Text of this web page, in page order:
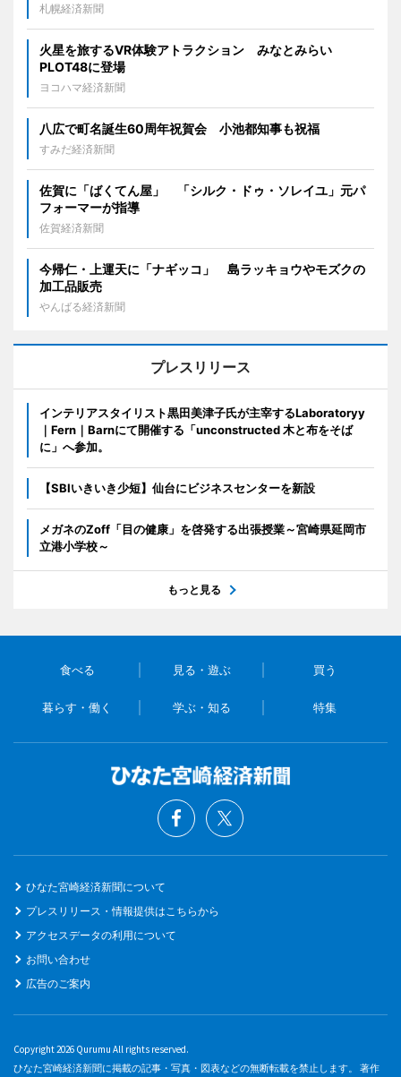
札幌経済新聞
火星を旅するVR体験アトラクション みなとみらい
PLOT48に登場
ヨコハマ経済新聞
八広で町名誕生60周年祝賀会 小池都知事も祝福
すみだ経済新聞
佐賀に「ばくてん屋」 「シルク・ドゥ・ソレイユ」元パ
フォーマーが指導
佐賀経済新聞
今帰仁・上運天に「ナギッコ」 島ラッキョウやモズクの
加工品販売
やんばる経済新聞
プレスリリース
インテリアスタイリスト黒田美津子氏が主宰するLaboratoryy
｜Fern｜Barnにて開催する「unconstructed 木と布をそば
に」へ参加。
【SBIいきいき少短】仙台にビジネスセンターを新設
メガネのZoff「目の健康」を啓発する出張授業～宮崎県延岡市
立港小学校～
もっと見る
食べる 見る・遊ぶ 買う
暮らす・働く 学ぶ・知る 特集
ひなた宮崎経済新聞について
プレスリリース・情報提供はこちらから
アクセスデータの利用について
お問い合わせ
広告のご案内
Copyright 2026 Qurumu All rights reserved.
ひなた宮崎経済新聞に掲載の記事・写真・図表などの無断転載を禁止します。 著作